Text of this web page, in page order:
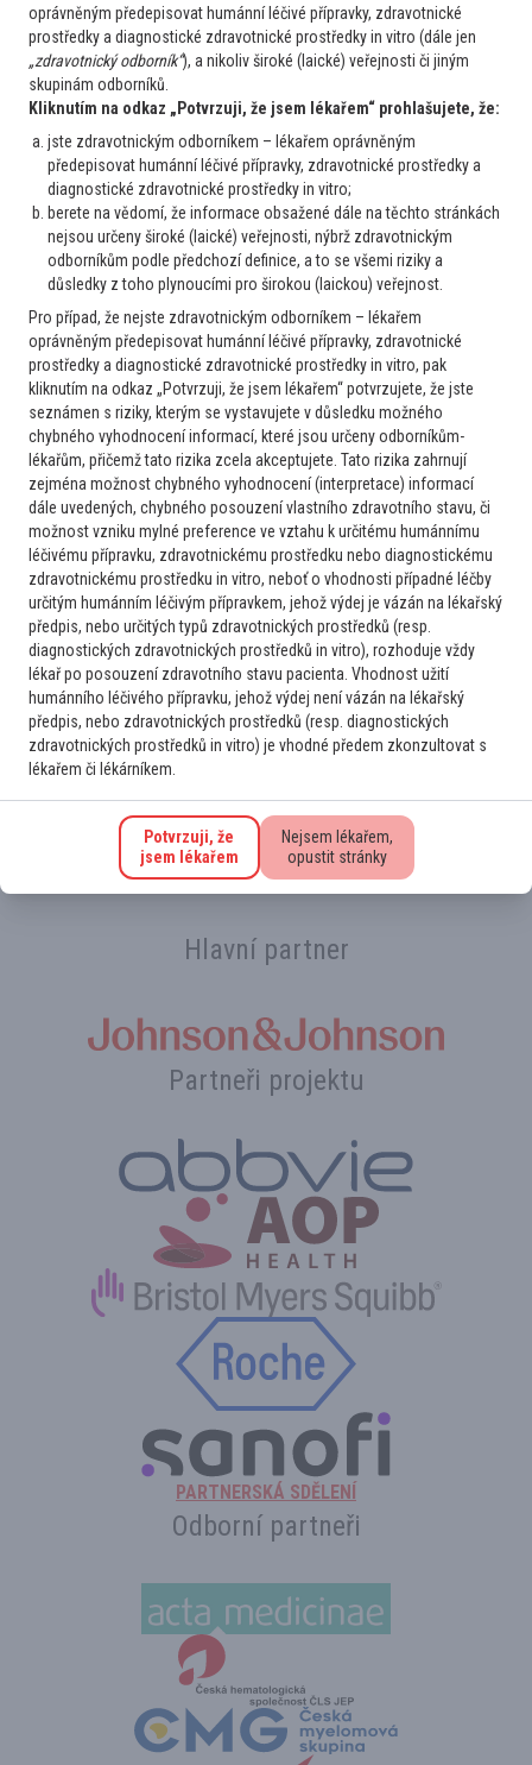
Zkrácenou informaci o přípravku naleznete po kliknutí na banner
níže.
Obchodní sdělení společnosti Bristol-Myers Squibb spol. s. r. o.
Další partnerská sdělení
CAR-T liso-cel ve druhé linii LBCL: záleží na zánětlivém
profilu pacienta?
MDS 2025: Luspatercept spojuje New York a Senohraby
Přihlaste se k odběru novinek
Na novinky Vás rádi upozorníme. Stačí se jen
Hlavní partner
Partneři projektu
PARTNERSKÁ SDĚLENÍ
Odborní partneři
oprávněným předepisovat humánní léčivé přípravky, zdravotnické
prostředky a diagnostické zdravotnické prostředky in vitro (dále jen
„zdravotnický odborník“), a nikoliv široké (laické) veřejnosti či jiným
skupinám odborníků.
Kliknutím na odkaz „Potvrzuji, že jsem lékařem“ prohlašujete, že:
jste zdravotnickým odborníkem – lékařem oprávněným
předepisovat humánní léčivé přípravky, zdravotnické prostředky a
diagnostické zdravotnické prostředky in vitro;
berete na vědomí, že informace obsažené dále na těchto stránkách
nejsou určeny široké (laické) veřejnosti, nýbrž zdravotnickým
odborníkům podle předchozí definice, a to se všemi riziky a
důsledky z toho plynoucími pro širokou (laickou) veřejnost.
Pro případ, že nejste zdravotnickým odborníkem – lékařem
oprávněným předepisovat humánní léčivé přípravky, zdravotnické
prostředky a diagnostické zdravotnické prostředky in vitro, pak
kliknutím na odkaz „Potvrzuji, že jsem lékařem“ potvrzujete, že jste
seznámen s riziky, kterým se vystavujete v důsledku možného
chybného vyhodnocení informací, které jsou určeny odborníkům-
lékařům, přičemž tato rizika zcela akceptujete. Tato rizika zahrnují
zejména možnost chybného vyhodnocení (interpretace) informací
dále uvedených, chybného posouzení vlastního zdravotního stavu, či
možnost vzniku mylné preference ve vztahu k určitému humánnímu
léčivému přípravku, zdravotnickému prostředku nebo diagnostickému
zdravotnickému prostředku in vitro, neboť o vhodnosti případné léčby
určitým humánním léčivým přípravkem, jehož výdej je vázán na lékařský
předpis, nebo určitých typů zdravotnických prostředků (resp.
diagnostických zdravotnických prostředků in vitro), rozhoduje vždy
lékař po posouzení zdravotního stavu pacienta. Vhodnost užití
humánního léčivého přípravku, jehož výdej není vázán na lékařský
předpis, nebo zdravotnických prostředků (resp. diagnostických
zdravotnických prostředků in vitro) je vhodné předem zkonzultovat s
lékařem či lékárníkem.
Potvrzuji, že
jsem lékařem
Nejsem lékařem,
opustit stránky